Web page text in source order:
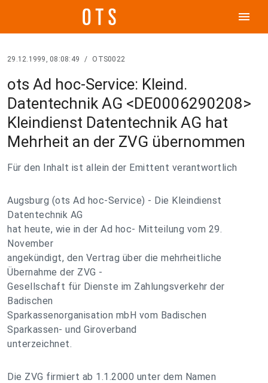
menu
29.12.1999, 08:08:49 / OTS0022
ots Ad hoc-Service: Kleind.
Datentechnik AG <DE0006290208>
Kleindienst Datentechnik AG hat
Mehrheit an der ZVG übernommen
Für den Inhalt ist allein der Emittent verantwortlich
Augsburg (ots Ad hoc-Service) - Die Kleindienst
Datentechnik AG
hat heute, wie in der Ad hoc- Mitteilung vom 29.
November
angekündigt, den Vertrag über die mehrheitliche
Übernahme der ZVG -
Gesellschaft für Dienste im Zahlungsverkehr der
Badischen
Sparkassenorganisation mbH vom Badischen
Sparkassen- und Giroverband
unterzeichnet.
Die ZVG firmiert ab 1.1.2000 unter dem Namen